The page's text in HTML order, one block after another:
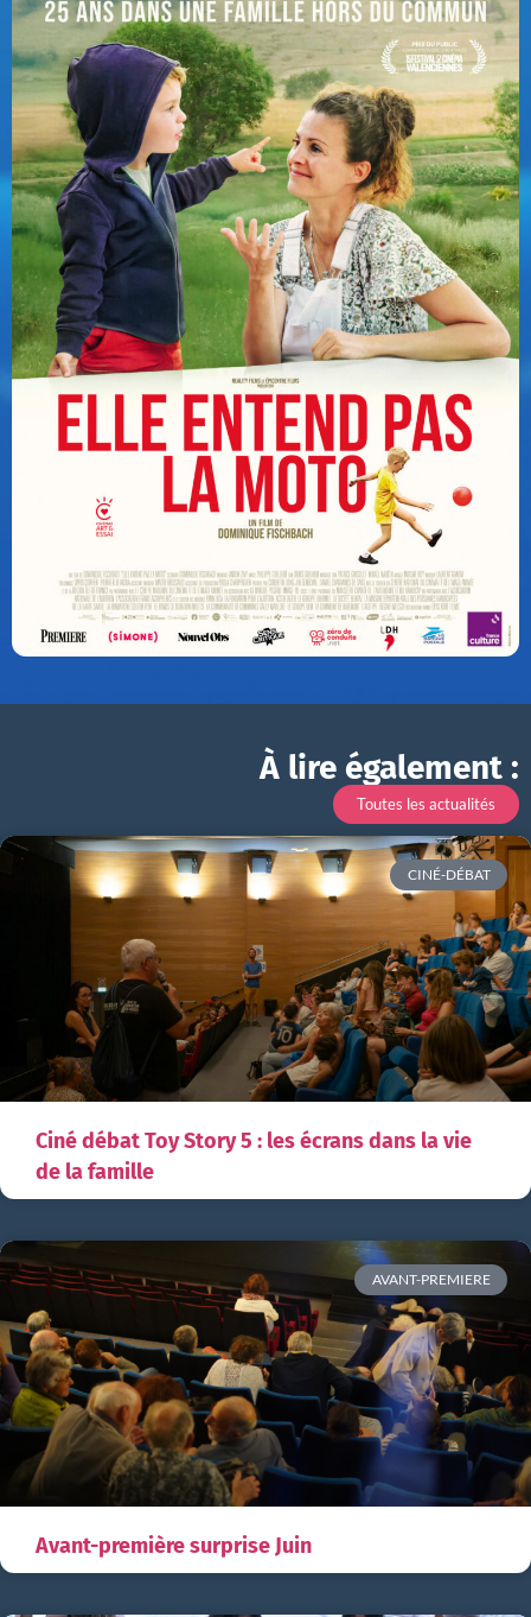
À lire également :
Toutes les actualités
CINÉ-DÉBAT
Ciné débat Toy Story 5 : les écrans dans la vie
de la famille
AVANT-PREMIERE
Avant-première surprise Juin